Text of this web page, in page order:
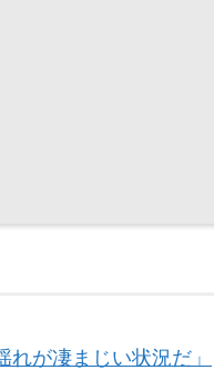
が凄まじい状況だ」